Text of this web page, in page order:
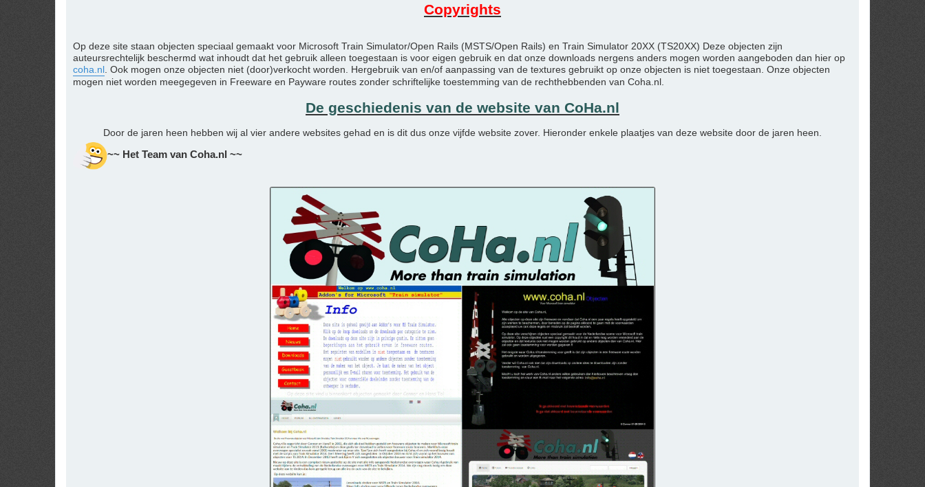
Copyrights
Op deze site staan objecten speciaal gemaakt voor Microsoft Train Simulator/Open Rails (MSTS/Open Rails) en Train Simulator 20XX (TS20XX) Deze objecten zijn
auteursrechtelijk beschermd wat inhoudt dat het gebruik alleen toegestaan is voor eigen gebruik en dat onze downloads nergens anders mogen worden aangeboden dan hier op
coha.nl
. Ook mogen onze objecten niet (door)verkocht worden. Hergebruik van en/of aanpassing van de textures gebruikt op onze objecten is niet toegestaan. Onze objecten
mogen niet worden meegegeven in Freeware en Payware routes zonder schriftelijke toestemming van de rechthebbenden van Coha.nl.
De geschiedenis van de website van CoHa.nl
Door de jaren heen hebben wij al vier andere websites gehad en is dit dus onze vijfde website zover. Hieronder enkele plaatjes van deze website door de jaren heen.
~~ Het Team van Coha.nl ~~